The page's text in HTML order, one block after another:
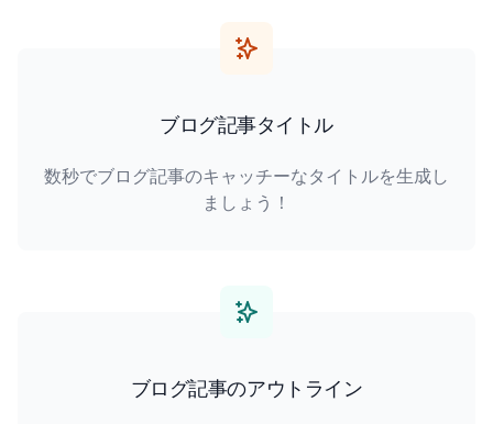
ブログ記事タイトル
数秒でブログ記事のキャッチーなタイトルを生成し
ましょう！
ブログ記事のアウトライン